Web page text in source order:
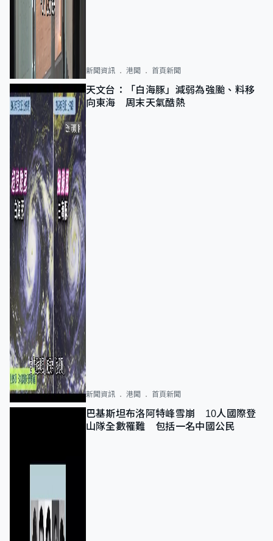
新聞資訊 港聞 首頁新聞
天文台：「白海豚」減弱為強颱、料移
向東海 周末天氣酷熱
新聞資訊 港聞 首頁新聞
巴基斯坦布洛阿特峰雪崩 10人國際登
山隊全數罹難 包括一名中國公民